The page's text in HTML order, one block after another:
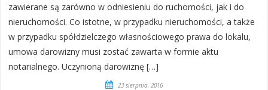
zawierane są zarówno w odniesieniu do ruchomości, jak i do
nieruchomości. Co istotne, w przypadku nieruchomości, a także
w przypadku spółdzielczego własnościowego prawa do lokalu,
umowa darowizny musi zostać zawarta w formie aktu
notarialnego. Uczynioną darowiznę […]
23 sierpnia, 2016